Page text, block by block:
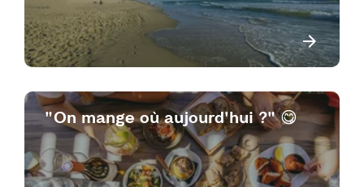
"On mange où aujourd'hui ?" 😋